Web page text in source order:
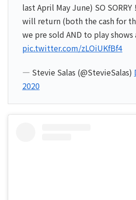
last April May June) SO
will return (both the cash for
we pre sold AND to play shows
pic.twitter.com/zLOiUKfBf4
— Stevie Salas (@StevieSalas)
2020